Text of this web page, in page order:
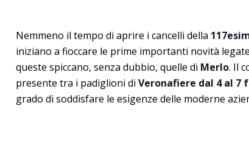
Nemmeno il tempo di aprire i cancelli della
iniziano a fioccare le prime importanti novità
queste spiccano, senza dubbio, quelle di Merlo. Il
presente tra i padiglioni di Veronafiere dal 4 al 7
grado di soddisfare le esigenze delle moderne